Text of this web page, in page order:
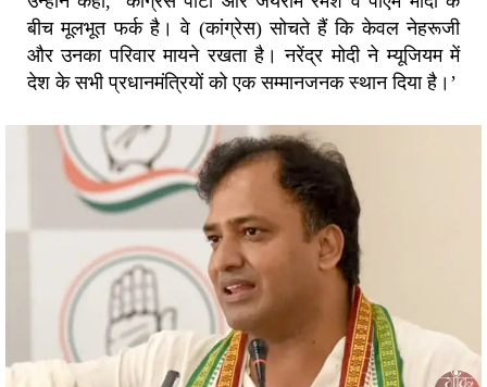
बीच मूलभूत फर्क है। वे (कांग्रेस) सोचते हैं कि केवल नेहरूजी
और उनका परिवार मायने रखता है। नरेंद्र मोदी ने म्यूजियम में
देश के सभी प्रधानमंत्रियों को एक सम्मानजनक स्थान दिया है।’